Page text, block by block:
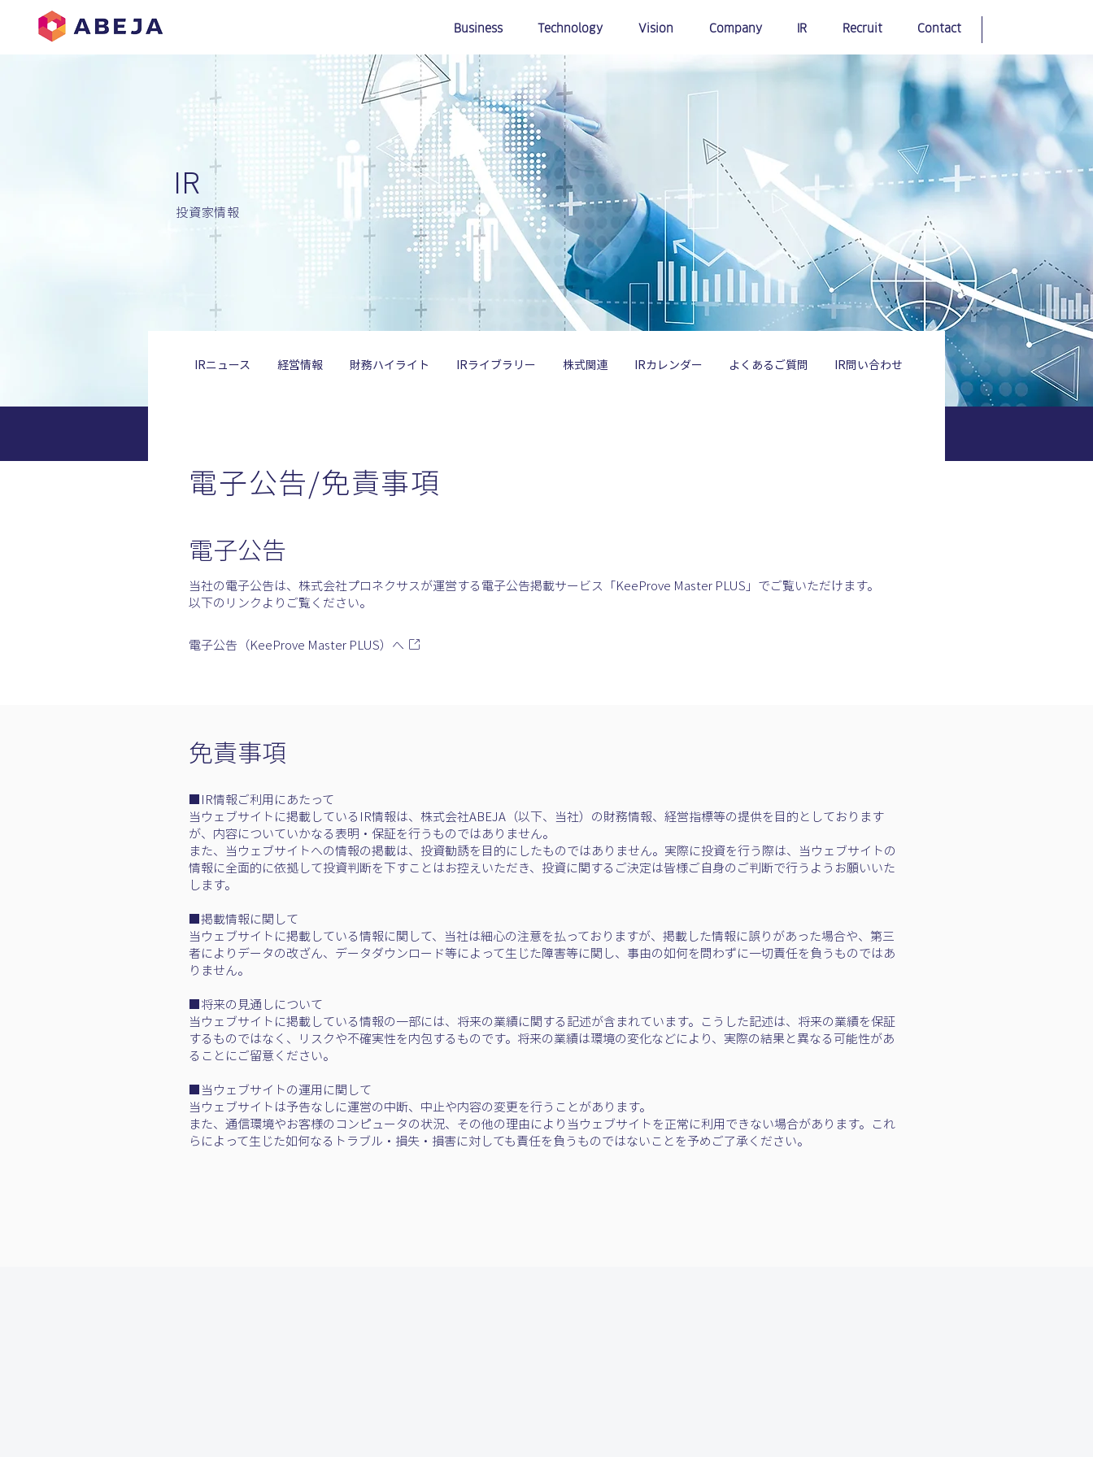
Business Technology Vision Company IR Recruit Contact
IR
​投資家情報
IRニュース 経営情報 財務ハイライト IRライブラリー 株式関連 IRカレンダー よくあるご質問 IR問い合わせ
電子公告/免責事項
電子公告
当社の電⼦公告は、株式会社プロネクサスが運営する電⼦公告掲載サービス「KeeProve Master PLUS」でご覧いただけます。
以下のリンクよりご覧ください。
電⼦公告（KeeProve Master PLUS）へ
免責事項
■IR情報ご利用にあたって
当ウェブサイトに掲載しているIR情報は、株式会社ABEJA（以下、当社）の財務情報、経営指標等の提供を目的としております
が、内容についていかなる表明・保証を行うものではありません。
また、当ウェブサイトへの情報の掲載は、投資勧誘を目的にしたものではありません。実際に投資を行う際は、当ウェブサイトの
情報に全面的に依拠して投資判断を下すことはお控えいただき、投資に関するご決定は皆様ご自身のご判断で行うようお願いいた
します。
■掲載情報に関して
当ウェブサイトに掲載している情報に関して、当社は細心の注意を払っておりますが、掲載した情報に誤りがあった場合や、第三
者によりデータの改ざん、データダウンロード等によって生じた障害等に関し、事由の如何を問わずに一切責任を負うものではあ
りません。
■将来の見通しについて
当ウェブサイトに掲載している情報の一部には、将来の業績に関する記述が含まれています。こうした記述は、将来の業績を保証
するものではなく、リスクや不確実性を内包するものです。将来の業績は環境の変化などにより、実際の結果と異なる可能性があ
ることにご留意ください。
■当ウェブサイトの運用に関して
当ウェブサイトは予告なしに運営の中断、中止や内容の変更を行うことがあります。
また、通信環境やお客様のコンピュータの状況、その他の理由により当ウェブサイトを正常に利用できない場合があります。これ
らによって生じた如何なるトラブル・損失・損害に対しても責任を負うものではないことを予めご了承ください。